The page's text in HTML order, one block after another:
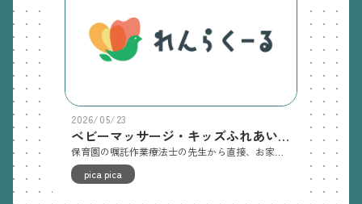
2026/05/23
ベビーマッサージ・キッズふれあい体操(picapicaくらぶ) 5/23(土)
pica pica